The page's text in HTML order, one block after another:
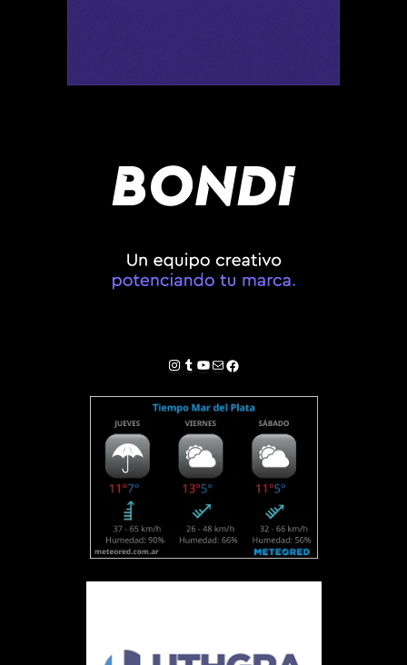
Instagram
Tumblr
YouTube
Correo electrónico
Facebook